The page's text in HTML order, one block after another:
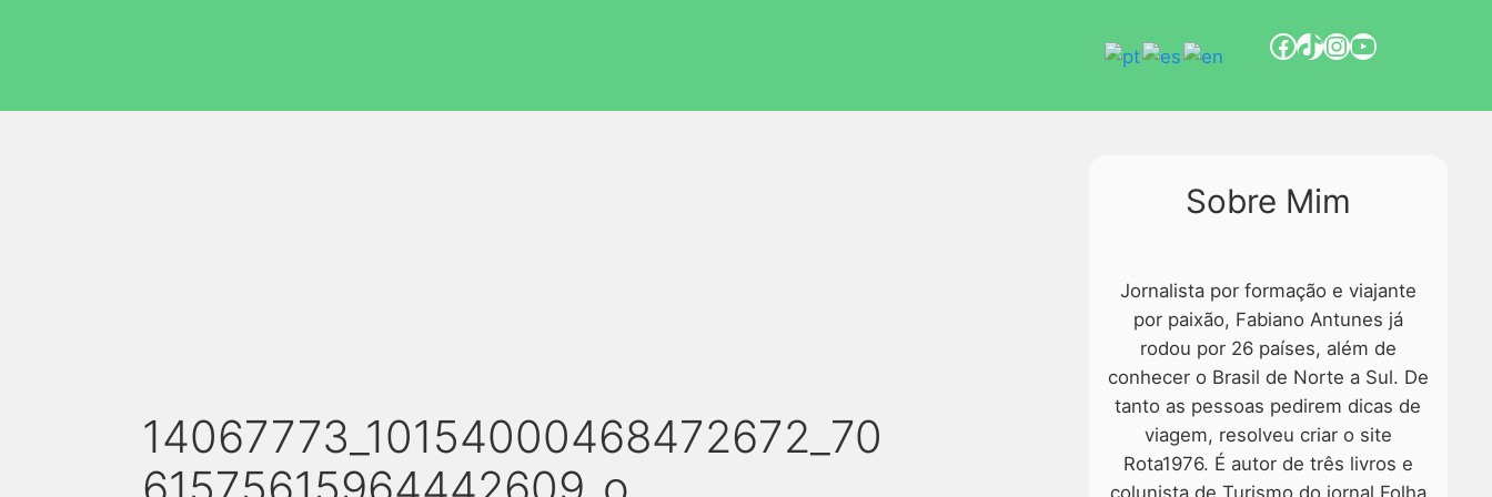
14067773_10154000468472672_70
Sobre Mim
Jornalista por formação e viajante
por paixão, Fabiano Antunes já
rodou por 26 países, além de
conhecer o Brasil de Norte a Sul. De
tanto as pessoas pedirem dicas de
viagem, resolveu criar o site
Rota1976. É autor de três livros e
colunista de Turismo do jornal Folha